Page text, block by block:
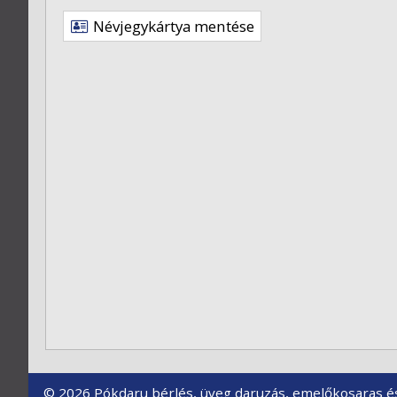
Névjegykártya mentése
© 2026 Pókdaru bérlés, üveg daruzás, emelőkosaras